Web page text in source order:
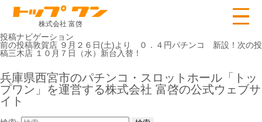
株式会社 富啓
投稿ナビゲーション
前の投稿敦賀店 ９月２６日(土)より ０．４円パチンコ 新設！ 次の投
稿三木店 １０月７日（水）新台入替！
兵庫県西宮市のパチンコ・スロットホール「トッ
プワン」を運営する株式会社 富啓の公式ウェブサ
イト